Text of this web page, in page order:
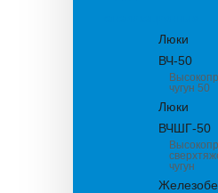
Люки
ВЧ-50
чугун 50
Люки
ВЧШГ-50
чугун